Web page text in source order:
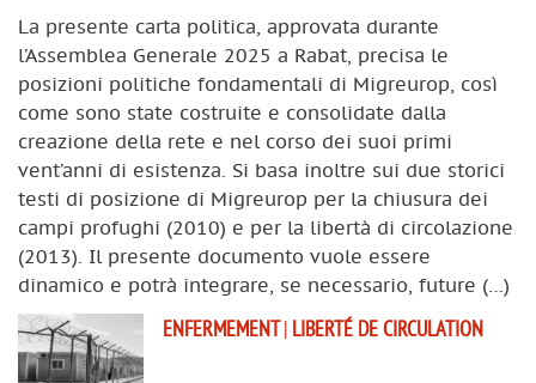
La presente carta politica, approvata durante
l’Assemblea Generale 2025 a Rabat, precisa le
posizioni politiche fondamentali di Migreurop, così
come sono state costruite e consolidate dalla
creazione della rete e nel corso dei suoi primi
vent’anni di esistenza. Si basa inoltre sui due storici
testi di posizione di Migreurop per la chiusura dei
campi profughi (2010) e per la libertà di circolazione
(2013). Il presente documento vuole essere
dinamico e potrà integrare, se necessario, future (…)
ENFERMEMENT| LIBERTÉ DE CIRCULATION